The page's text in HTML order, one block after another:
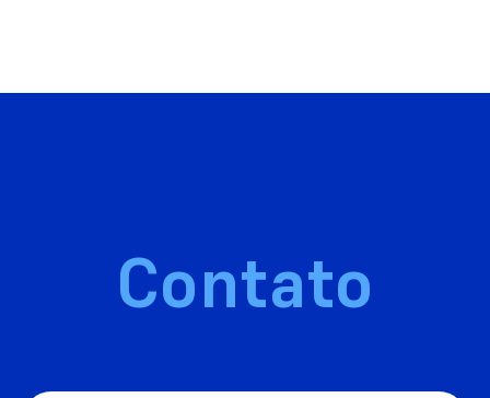
Contato